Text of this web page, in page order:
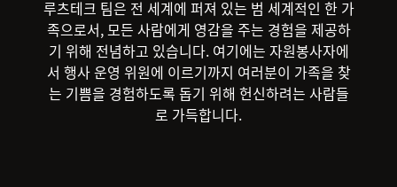
루츠테크 팀은 전 세계에 퍼져 있는 범 세계적인 한 가
족으로서, 모든 사람에게 영감을 주는 경험을 제공하
기 위해 전념하고 있습니다. 여기에는 자원봉사자에
서 행사 운영 위원에 이르기까지 여러분이 가족을 찾
는 기쁨을 경험하도록 돕기 위해 헌신하려는 사람들
로 가득합니다.